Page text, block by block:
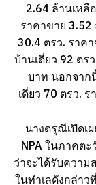
2.64 ล้านเหลื
ราคาขาย 3.52
30.4 ตรว. ราค
บ้านเดี่ยว 92 ตร
บาท นอกจาก
เดี่ยว 70 ตรว.
นางดรุณีเปิดเ
NPA ในภาคต
ว่าจะได้รับความ
ในทำเลดังกล่า